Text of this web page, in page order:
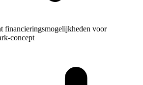
financieringsmogelijkheden voor
concept